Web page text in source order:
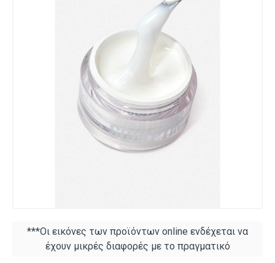
***Οι εικόνες των προϊόντων online ενδέχεται να
έχουν μικρές διαφορές με το πραγματικό